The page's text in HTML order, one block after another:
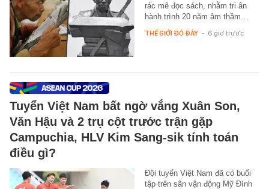
rác mê đọc sách, nhằm tri ân
hành trình 20 năm âm thầm…
THẾ GIỚI ĐÓ ĐÂY - 6 giờ trước
Tuyển Việt Nam bất ngờ vắng Xuân Son,
Văn Hậu và 2 trụ cột trước trận gặp
Campuchia, HLV Kim Sang-sik tính toán
điều gì?
Đội tuyển Việt Nam đã có buổi
tập trên sân vận động Mỹ Đình